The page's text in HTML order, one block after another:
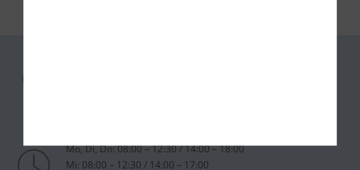
Mo, Di, Do: 08:00 – 12:30 / 14:00 – 18:00
Mi: 08:00 – 12:30 / 14:00 – 17:00